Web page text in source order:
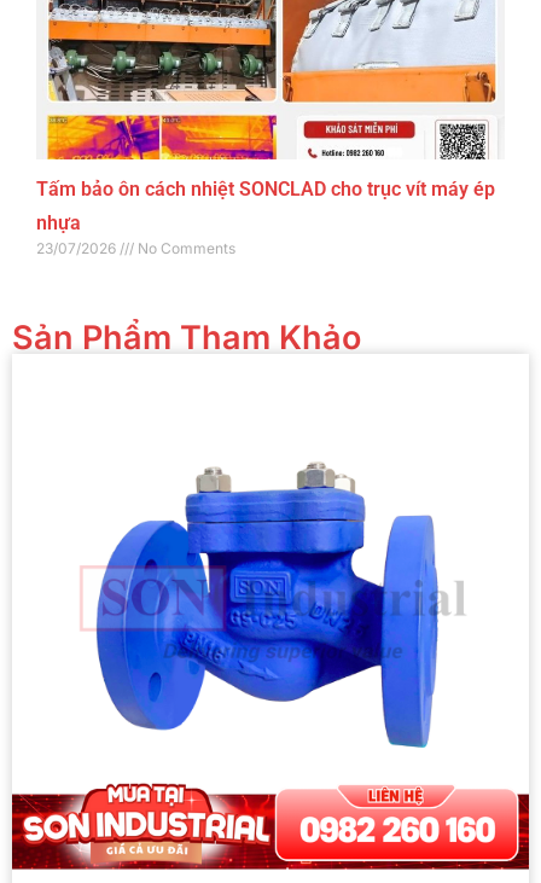
Tấm bảo ôn cách nhiệt SONCLAD cho trục vít máy ép
nhựa
23/07/2026 No Comments
Sản Phẩm Tham Khảo